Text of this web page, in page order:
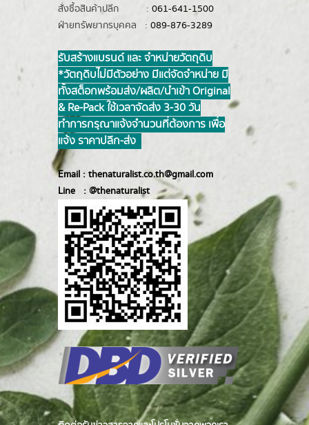
สั่งซื้อสินค้าปลีก : 061-641-1500
ฝ่ายทรัพยากรบุคคล : 089-876-3289
รับสร้างแบรนด์ และ จำหน่ายวัตถุดิบ
*วัตถุดิบไม่มีตัวอย่าง มีแต่จัดจำหน่าย มี
ทั้งสต็อกพร้อมส่ง/ผลิต/นำเข้า Original
& Re-Pack ใช้เวลาจัดส่ง 3-30 วัน
ทำการ กรุณาแจ้งจำนวนที่ต้องการ เพื่อ
แจ้ง ราคาปลีก-ส่ง
Email : thenaturalist.co.th@gmail.com
Line : @thenaturalist